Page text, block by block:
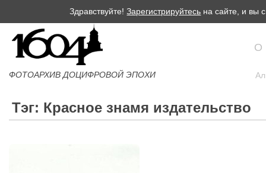
Здравствуйте!Зарегистрируйтесь на сайте, и вы
ФОТОАРХИВ ДОЦИФРОВОЙ ЭПОХИ
О
Тэг: Красное знамя издательство